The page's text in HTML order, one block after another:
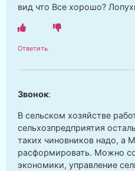
вид что Все хорошо?
Ответить
Звонок:
В сельском хозяйстве
сельхозпредприятия
таких чиновников надо, а
расформировать. Можно
экономики, управление